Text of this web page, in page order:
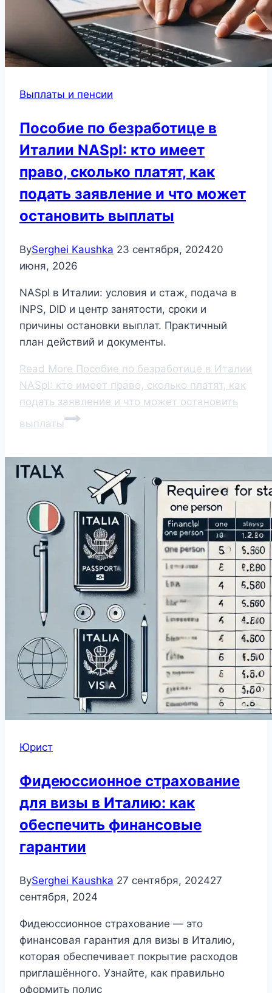
Выплаты и пенсии
Пособие по безработице в
Италии NASpI: кто имеет
право, сколько платят, как
подать заявление и что может
остановить выплаты
BySerghei Kaushka 23 сентября, 202420
июня, 2026
NASpI в Италии: условия и стаж, подача в
INPS, DID и центр занятости, сроки и
причины остановки выплат. Практичный
план действий и документы.
Read More Пособие по безработице в Италии
NASpI: кто имеет право, сколько платят, как
подать заявление и что может остановить
выплаты
Юрист
Фидеюссионное страхование
для визы в Италию: как
обеспечить финансовые
гарантии
BySerghei Kaushka 27 сентября, 202427
сентября, 2024
Фидеюссионное страхование — это
финансовая гарантия для визы в Италию,
которая обеспечивает покрытие расходов
приглашённого. Узнайте, как правильно
оформить полис